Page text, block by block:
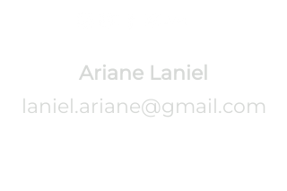
Ariane Laniel
laniel.ariane@gmail.com